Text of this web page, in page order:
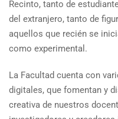
Recinto, tanto de
del extranjero, tanto de
aquellos que recién se
como experimental.
La Facultad cuenta con
digitales, que fomentan y
creativa de nuestros